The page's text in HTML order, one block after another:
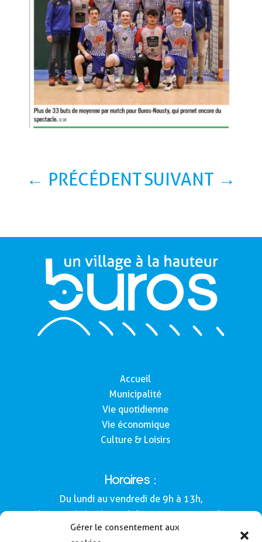
Gérer le consentement aux
← PRÉCÉDENTSUIVANT →
Accueil
Municipalité
Vie quotidienne
Vie économique
Culture & Loisirs
Horaires :
Du lundi au vendredi de 9h à 13h,
le samedi de 9h à 12h (Semaines impaires).